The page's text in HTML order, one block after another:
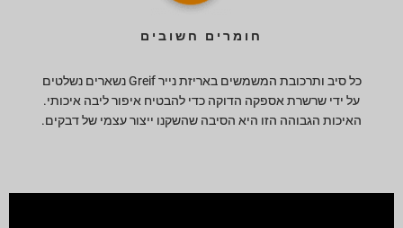
חומרים חשובים
כל סיב ותרכובת המשמשים באריזת נייר Greif נשארים נשלטים
על ידי שרשרת אספקה הדוקה כדי להבטיח איפור ליבה איכותי.
האיכות הגבוהה הזו היא הסיבה שהשקנו ייצור עצמי של דבקים.